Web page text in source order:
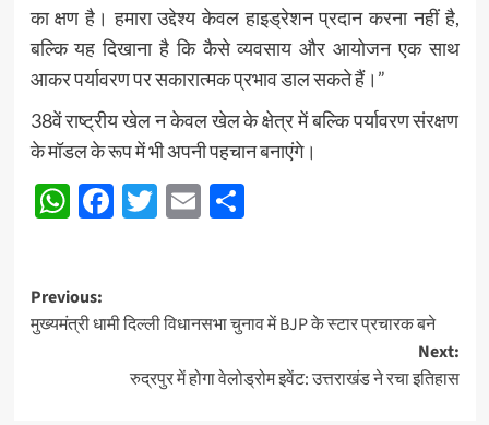
का क्षण है। हमारा उद्देश्य केवल हाइड्रेशन प्रदान करना नहीं है,
बल्कि यह दिखाना है कि कैसे व्यवसाय और आयोजन एक साथ
आकर पर्यावरण पर सकारात्मक प्रभाव डाल सकते हैं।”
38वें राष्ट्रीय खेल न केवल खेल के क्षेत्र में बल्कि पर्यावरण संरक्षण
के मॉडल के रूप में भी अपनी पहचान बनाएंगे।
WhatsApp
Facebook
Twitter
EmailShare
Post
navigation
Previous:
मुख्यमंत्री धामी दिल्ली विधानसभा चुनाव में BJP के स्टार प्रचारक बने
Next:
रुद्रपुर में होगा वेलोड्रोम इवेंट: उत्तराखंड ने रचा इतिहास